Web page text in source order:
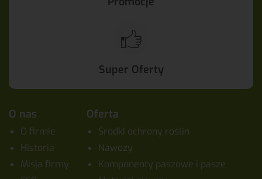
Super Oferty
O nas
O firmie
Historia
Misja firmy
Oferta
Środki ochrony roślin
Nawozy
Komponenty paszowe i pasze